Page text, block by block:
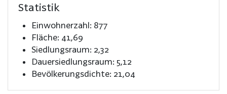
Statistik
Einwohnerzahl: 877
Fläche: 41,69
Siedlungsraum: 2,32
Dauersiedlungsraum: 5,12
Bevölkerungsdichte: 21,04